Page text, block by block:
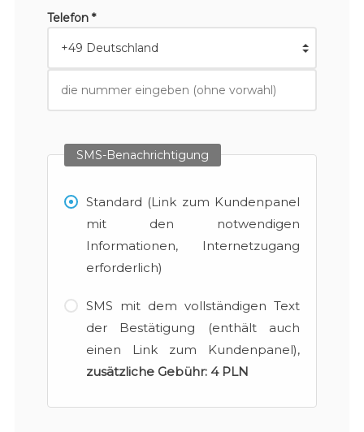
Telefon *
SMS-Benachrichtigung
Standard (Link zum Kundenpanel
mit den notwendigen
Informationen, Internetzugang
erforderlich)
SMS mit dem vollständigen Text
der Bestätigung (enthält auch
einen Link zum Kundenpanel),
zusätzliche Gebühr: 4 PLN